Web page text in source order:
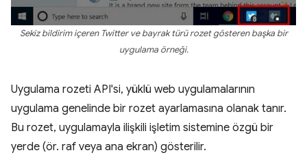
Sekiz bildirim içeren Twitter ve bayrak türü rozet gösteren başka bir
uygulama örneği.
Uygulama rozeti API'si, yüklü web uygulamalarının
uygulama genelinde bir rozet ayarlamasına olanak tanır.
Bu rozet, uygulamayla ilişkili işletim sistemine özgü bir
yerde (ör. raf veya ana ekran) gösterilir.